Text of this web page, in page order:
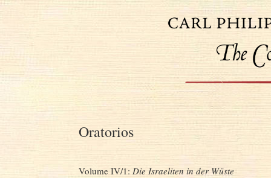
Oratorios
Volume IV/1: Die Israeliten in der Wüste